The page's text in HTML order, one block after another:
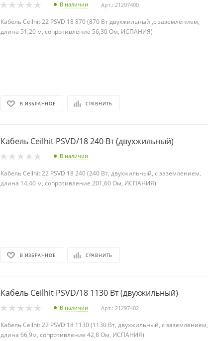
В наличии Арт.: 21297400
Кабель Ceilhit 22 PSVD 18 870 (870 Вт двухжильный ,с заземлением,
длина 51,20 м, сопротивление 56,30 Ом, ИСПАНИЯ)
В ИЗБРАННОЕ СРАВНИТЬ
Кабель Ceilhit PSVD/18 240 Вт (двухжильный)
В наличии
Кабель Ceilhit 22 PSVD 18 240 (240 Вт, двухжильный, с заземлением,
длина 14,40 м, сопротивление 201,60 Ом, ИСПАНИЯ)
В ИЗБРАННОЕ СРАВНИТЬ
Кабель Ceilhit PSVD/18 1130 Вт (двухжильный)
В наличии Арт.: 21297402
Кабель Ceilhit 22 PSVD 18 1130 (1130 Вт, двухжильный, с заземлением,
длина 66,9м, сопротивление 42,8 Ом, ИСПАНИЯ)